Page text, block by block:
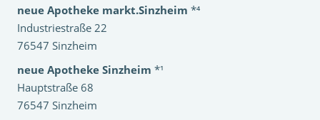
neue Apotheke markt.Sinzheim *⁴
Industriestraße 22
76547 Sinzheim
neue Apotheke Sinzheim *¹
Hauptstraße 68
76547 Sinzheim